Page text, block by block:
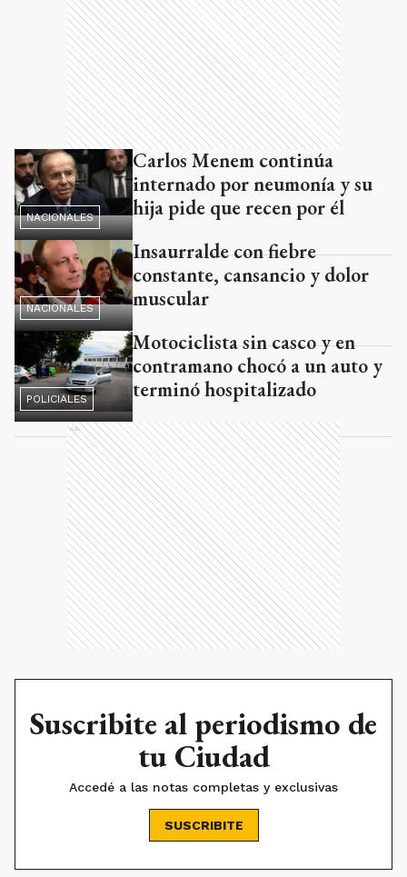
NACIONALES
Carlos Menem continúa
internado por neumonía y su
hija pide que recen por él
NACIONALES
Insaurralde con fiebre
constante, cansancio y dolor
muscular
POLICIALES
Motociclista sin casco y en
contramano chocó a un auto y
terminó hospitalizado
Ads
Suscribite al periodismo de
tu Ciudad
Accedé a las notas completas y exclusivas
SUSCRIBITE